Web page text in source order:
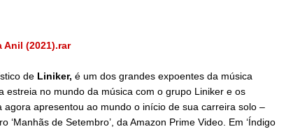
(2021).rar
de Liniker, é um dos grandes expoentes da música
estreia no mundo da música com o grupo Liniker e os
agora apresentou ao mundo o início de sua carreira solo –
de Setembro’, da Amazon Prime Video. Em ‘Índigo